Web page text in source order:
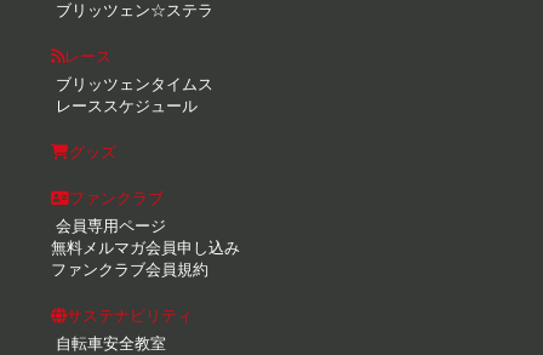
ブリッツェン☆ステラ
レース
ブリッツェンタイムス
レーススケジュール
グッズ
ファンクラブ
会員専用ページ
無料メルマガ会員申し込み
ファンクラブ会員規約
サステナビリティ
自転車安全教室